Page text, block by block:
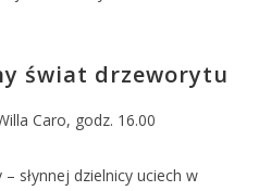
świat drzeworytu
Caro, godz. 16.00
słynnej dzielnicy uciech w